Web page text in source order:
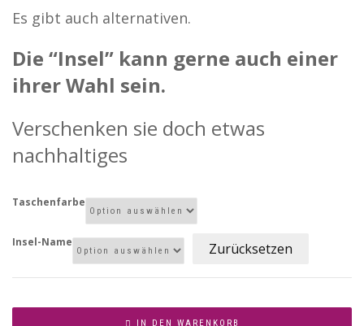
Es gibt auch alternativen.
Die “Insel” kann gerne auch einer
ihrer Wahl sein.
Verschenken sie doch etwas
nachhaltiges
Taschenfarbe
Insel-Name Zurücksetzen
IN DEN WARENKORB